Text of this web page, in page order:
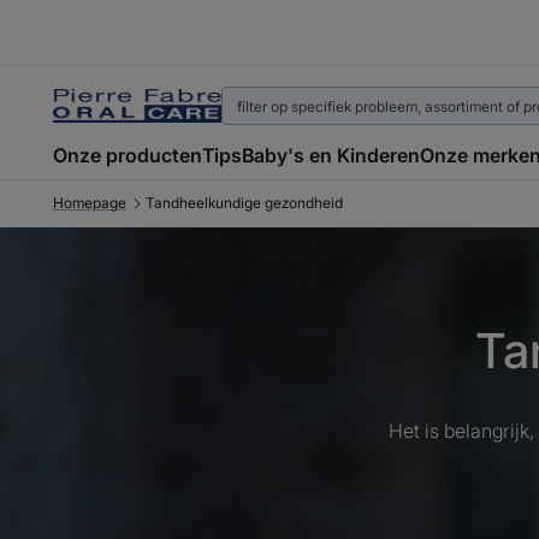
Onze productenTipsBaby's en KinderenOnze
Homepage Tandheelkundige gezondheid
Het is